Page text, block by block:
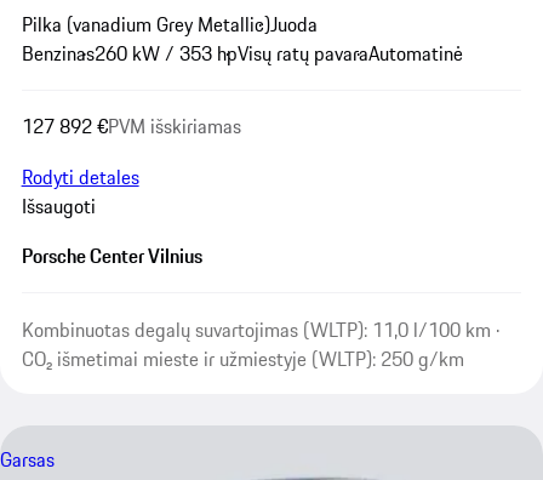
Pilka (vanadium Grey Metallic)Juoda
Benzinas260 kW / 353 hpVisų ratų pavaraAutomatinė
127 892 €PVM išskiriamas
Rodyti detales
Išsaugoti
Porsche Center Vilnius
Kombinuotas degalų suvartojimas (WLTP): 11,0 l/100 km ·
CO₂ išmetimai mieste ir užmiestyje (WLTP): 250 g/km
Garsas